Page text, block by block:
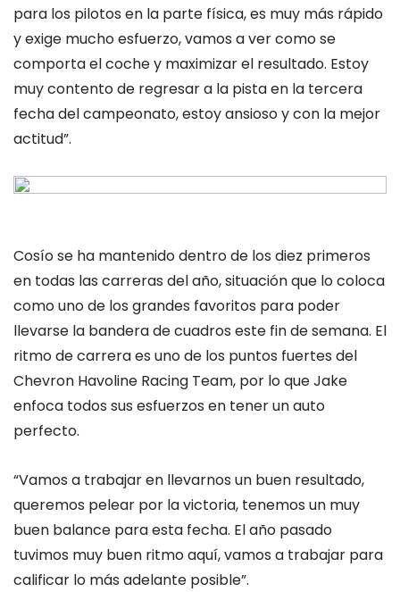
para los pilotos en la parte física, es muy más rápido
y exige mucho esfuerzo, vamos a ver como se
comporta el coche y maximizar el resultado. Estoy
muy contento de regresar a la pista en la tercera
fecha del campeonato, estoy ansioso y con la mejor
actitud”.
Cosío se ha mantenido dentro de los diez primeros
en todas las carreras del año, situación que lo coloca
como uno de los grandes favoritos para poder
llevarse la bandera de cuadros este fin de semana. El
ritmo de carrera es uno de los puntos fuertes del
Chevron Havoline Racing Team, por lo que Jake
enfoca todos sus esfuerzos en tener un auto
perfecto.
“Vamos a trabajar en llevarnos un buen resultado,
queremos pelear por la victoria, tenemos un muy
buen balance para esta fecha. El año pasado
tuvimos muy buen ritmo aquí, vamos a trabajar para
calificar lo más adelante posible”.